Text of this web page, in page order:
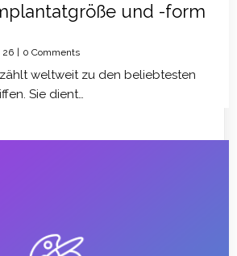
und -form
26 0 Comments
weltweit zu den beliebtesten
Sie dient…